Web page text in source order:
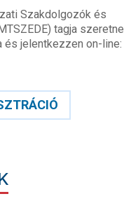
Szakdolgozók és
tagja szeretne
és jelentkezzen on-line: